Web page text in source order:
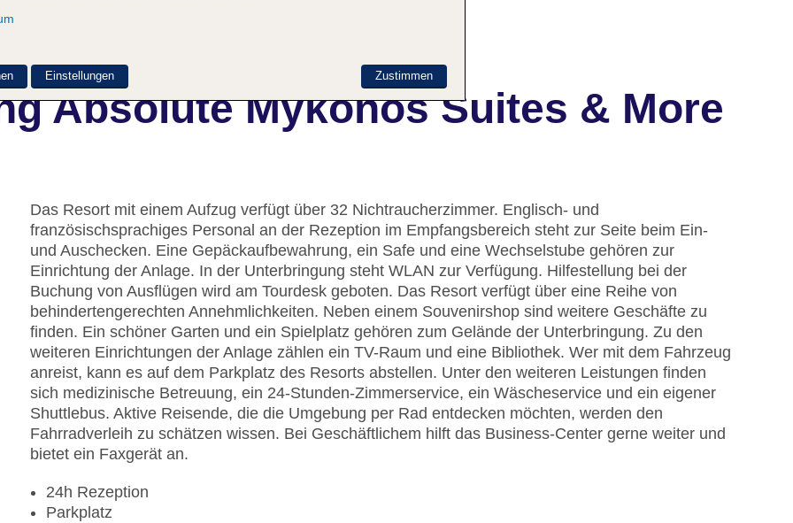
Absolute Mykonos Suites & More
Das Resort mit einem Aufzug verfügt über 32 Nichtraucherzimmer. Englisch- und
französischsprachiges Personal an der Rezeption im Empfangsbereich steht zur Seite beim Ein-
und Auschecken. Eine Gepäckaufbewahrung, ein Safe und eine Wechselstube gehören zur
Einrichtung der Anlage. In der Unterbringung steht WLAN zur Verfügung. Hilfestellung bei der
Buchung von Ausflügen wird am Tourdesk geboten. Das Resort verfügt über eine Reihe von
behindertengerechten Annehmlichkeiten. Neben einem Souvenirshop sind weitere Geschäfte zu
finden. Ein schöner Garten und ein Spielplatz gehören zum Gelände der Unterbringung. Zu den
weiteren Einrichtungen der Anlage zählen ein TV-Raum und eine Bibliothek. Wer mit dem Fahrzeug
anreist, kann es auf dem Parkplatz des Resorts abstellen. Unter den weiteren Leistungen finden
sich medizinische Betreuung, ein 24-Stunden-Zimmerservice, ein Wäscheservice und ein eigener
Shuttlebus. Aktive Reisende, die die Umgebung per Rad entdecken möchten, werden den
Fahrradverleih zu schätzen wissen. Bei Geschäftlichem hilft das Business-Center gerne weiter und
bietet ein Faxgerät an.
24h Rezeption
Parkplatz
Zustimmen
Einstellungen